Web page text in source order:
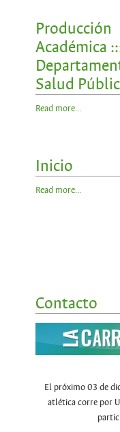
Producción
Académica
Salud
Read more...
Inicio
Read more...
Contacto
El próximo 03 de
atlética corre por